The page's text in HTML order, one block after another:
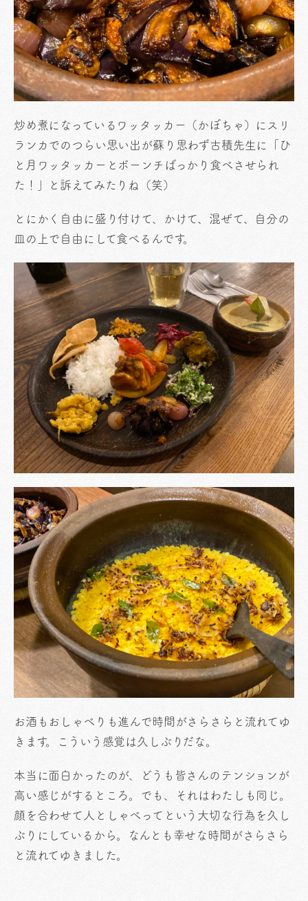
炒め煮になっているワッタッカー（かぼちゃ）にスリ
ランカでのつらい思い出が蘇り思わず古積先生に「ひ
と月ワッタッカーとボーンチばっかり食べさせられ
た！」と訴えてみたりね（笑）
とにかく自由に盛り付けて、かけて、混ぜて、自分の
皿の上で自由にして食べるんです。
お酒もおしゃべりも進んで時間がさらさらと流れてゆ
きます。こういう感覚は久しぶりだな。
本当に面白かったのが、どうも皆さんのテンションが
高い感じがするところ。でも、それはわたしも同じ。
顔を合わせて人としゃべってという大切な行為を久し
ぶりにしているから。なんとも幸せな時間がさらさら
と流れてゆきました。